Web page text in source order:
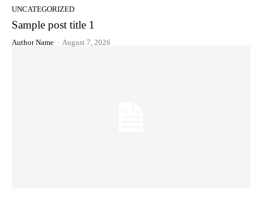
UNCATEGORIZED
Sample post title 1
Author Name - August 7, 2026